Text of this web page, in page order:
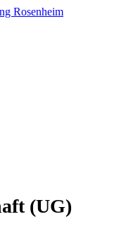
(UG)